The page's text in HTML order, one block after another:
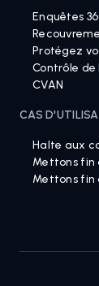
Enquêtes
Protégez
Contrôle
CVAN
CAS
Halte aux
Mettons fin
Mettons fin